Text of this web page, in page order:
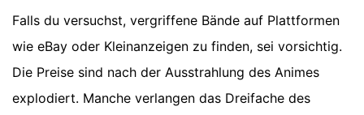
Falls du versuchst, vergriffene Bände auf Plattformen
wie eBay oder Kleinanzeigen zu finden, sei vorsichtig.
Die Preise sind nach der Ausstrahlung des Animes
explodiert. Manche verlangen das Dreifache des